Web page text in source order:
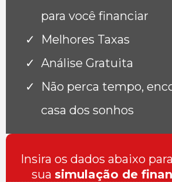
para você financiar
Melhores Taxas
Análise Gratuita
Não perca tempo,
casa dos sonhos
Insira os dados abaixo
sua simulação de